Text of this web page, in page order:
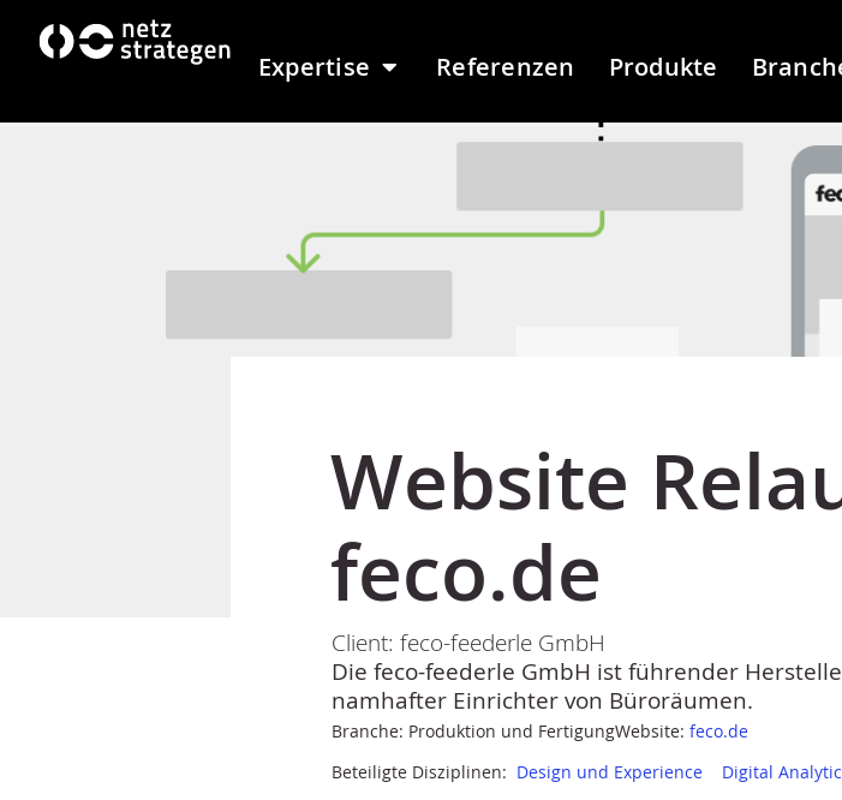
springen
Expertise Referenzen Produkte
Website
feco.de
Client: feco-feederle GmbH
Die feco-feederle GmbH ist führender
namhafter Einrichter von Büroräumen.
Branche: Produktion und FertigungWebsite: feco.de
Beteiligte Disziplinen: Design und Experience Digital